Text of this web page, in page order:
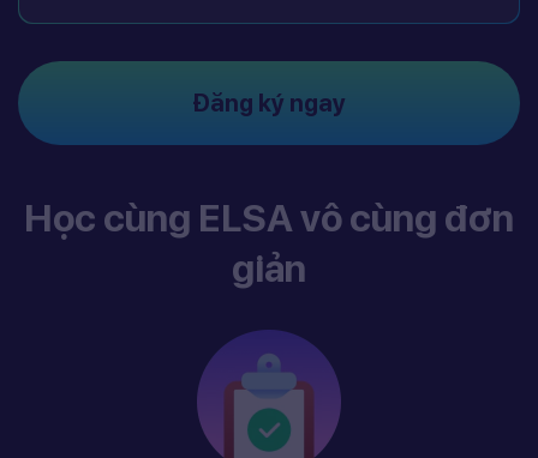
Đăng ký ngay
Học cùng ELSA vô cùng đơn
giản